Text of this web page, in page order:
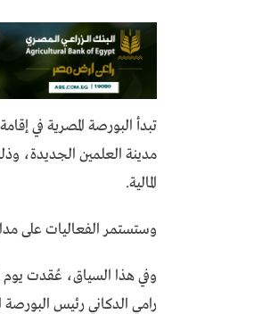
تبدأ البورصة المصرية في
مدينة العلمين الجديدة،
المالية.
وستستمر الفعاليات على
رامي الدكاني رئيس